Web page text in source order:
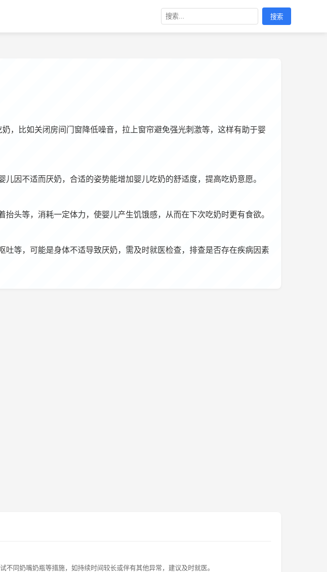
搜索
，比如关闭房间门窗降低噪音，拉上窗帘避免强光刺激等，这样有助于婴
因不适而厌奶，合适的姿势能增加婴儿吃奶的舒适度，提高吃奶意愿。
头等，消耗一定体力，使婴儿产生饥饿感，从而在下次吃奶时更有食欲。
等，可能是身体不适导致厌奶，需及时就医检查，排查是否存在疾病因素
同奶嘴奶瓶等措施，如持续时间较长或伴有其他异常，建议及时就医。